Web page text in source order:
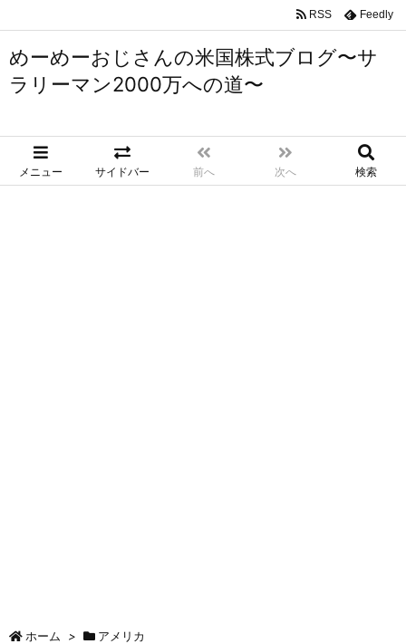
めーめーおじさんの米国株式ブログ〜サ
ラリーマン2000万への道〜
メニュー サイドバー 前へ 次へ 検索
RSS Feedly
ホーム > アメリカ